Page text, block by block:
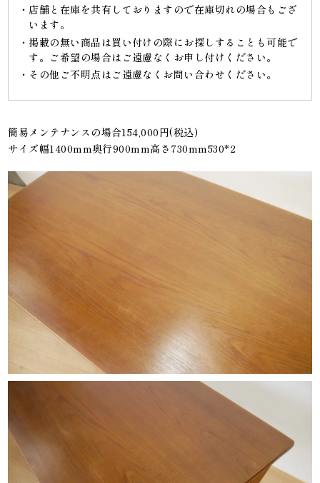
店舗と在庫を共有しておりますので在庫切れの場合もござ
います。
掲載の無い商品は買い付けの際にお探しすることも可能で
す。ご希望の場合はご遠慮なくお申し付けください。
その他ご不明点はご遠慮なくお問い合わせください。
簡易メンテナンスの場合154,000円(税込)
サイズ幅1400mm奥行900mm高さ730mm530*2